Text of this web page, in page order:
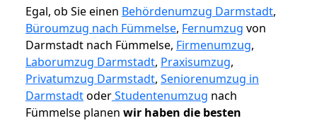
Egal, ob Sie einen Behördenumzug Darmstadt,
Büroumzug nach Fümmelse, Fernumzug von
Darmstadt nach Fümmelse, Firmenumzug,
Laborumzug Darmstadt, Praxisumzug,
Privatumzug Darmstadt, Seniorenumzug in
DarmstadtoderStudentenumzug nach
Fümmelse planen wir haben die besten